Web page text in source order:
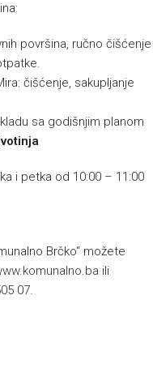
površina, ručno čišćenje
čišćenje, sakupljanje
sa godišnjim planom
i petka od 10:00 – 11:00
Brčko“ možete
ili
07.